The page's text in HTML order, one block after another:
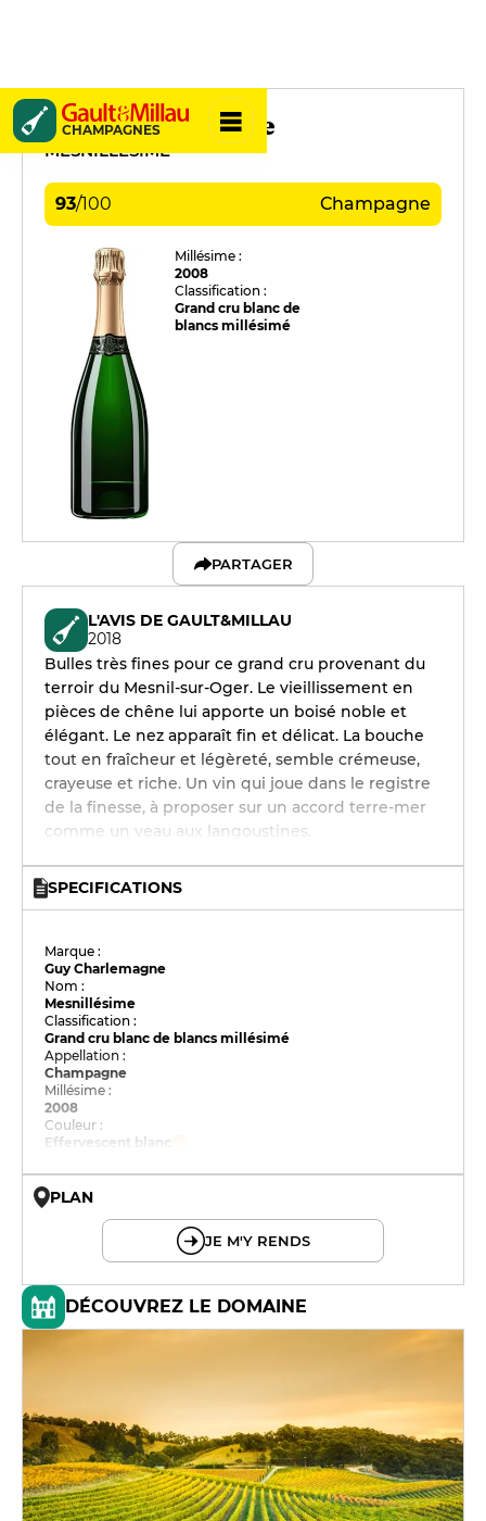
CHAMPAGNES
Guy Charlemagne
MESNILLÉSIME
93/100 Champagne
Millésime :
2008
Classification :
Grand cru blanc de
blancs millésimé
PARTAGER
L'AVIS DE GAULT&MILLAU
2018
Bulles très fines pour ce grand cru provenant du
terroir du Mesnil-sur-Oger. Le vieillissement en
pièces de chêne lui apporte un boisé noble et
élégant. Le nez apparaît fin et délicat. La bouche
tout en fraîcheur et légèreté, semble crémeuse,
crayeuse et riche. Un vin qui joue dans le registre
de la finesse, à proposer sur un accord terre-mer
comme un veau aux langoustines.
SPECIFICATIONS
Marque :
Guy Charlemagne
Nom :
Mesnillésime
Classification :
Grand cru blanc de blancs millésimé
Appellation :
Champagne
Millésime :
2008
Couleur :
Effervescent blanc
PLAN
JE M'Y RENDS
DÉCOUVREZ LE DOMAINE